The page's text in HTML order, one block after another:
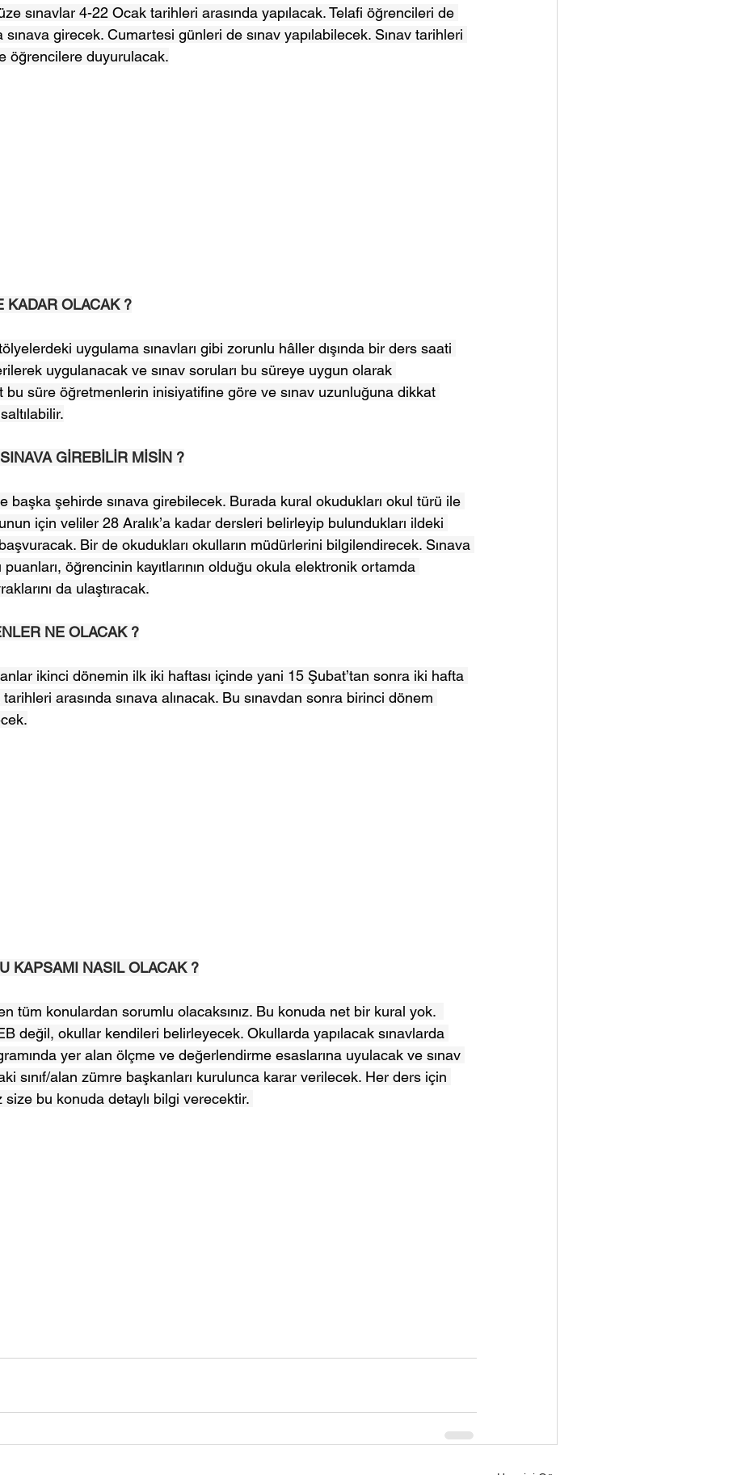
sınavlar 4-22 Ocak tarihleri arasında yapılacak. Telafi öğrencileri de
sınava girecek. Cumartesi günleri de sınav yapılabilecek. Sınav tarihleri
öğrencilere duyurulacak.
KADAR OLACAK ?
uygulama sınavları gibi zorunlu hâller dışında bir ders saati
uygulanacak ve sınav soruları bu süreye uygun olarak
bu süre öğretmenlerin inisiyatifine göre ve sınav uzunluğuna dikkat
GİREBİLİR MİSİN ?
başka şehirde sınava girebilecek. Burada kural okudukları okul türü ile
için veliler 28 Aralık’a kadar dersleri belirleyip bulundukları ildeki
Bir de okudukları okulların müdürlerini bilgilendirecek. Sınava
öğrencinin kayıtlarının olduğu okula elektronik ortamda
da ulaştıracak.
NE OLACAK ?
ikinci dönemin ilk iki haftası içinde yani 15 Şubat’tan sonra iki hafta
arasında sınava alınacak. Bu sınavdan sonra birinci dönem
KAPSAMI NASIL OLACAK ?
tüm konulardan sorumlu olacaksınız. Bu konuda net bir kural yok.
değil, okullar kendileri belirleyecek. Okullarda yapılacak sınavlarda
yer alan ölçme ve değerlendirme esaslarına uyulacak ve sınav
sınıf/alan zümre başkanları kurulunca karar verilecek. Her ders için
bu konuda detaylı bilgi verecektir.